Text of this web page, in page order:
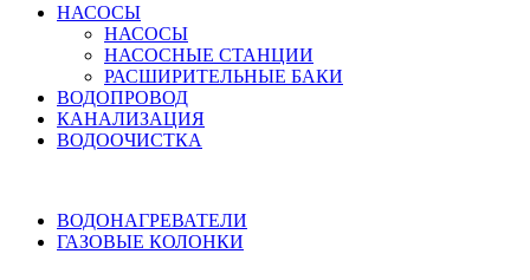
НАСОСЫ
НАСОСЫ
НАСОСНЫЕ СТАНЦИИ
РАСШИРИТЕЛЬНЫЕ БАКИ
ВОДОПРОВОД
КАНАЛИЗАЦИЯ
ВОДООЧИСТКА
ВОДОНАГРЕВАТЕЛИ
ГАЗОВЫЕ КОЛОНКИ